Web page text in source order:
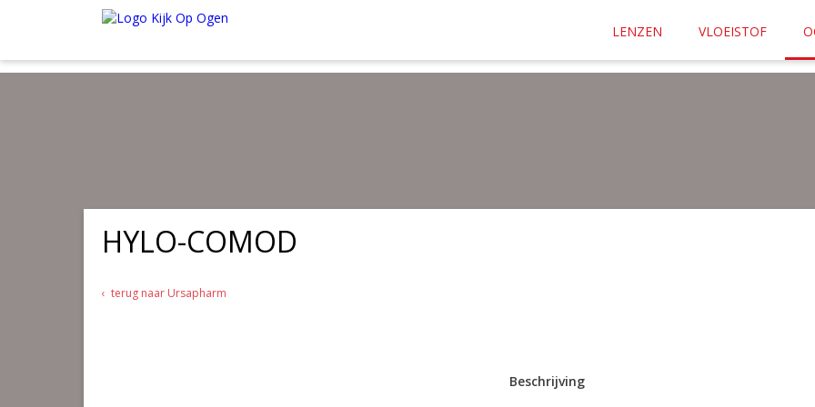
LENZEN VLOEISTOF
Wij verzenden al onze kwaliteitsproducten in de webshop
HYLO-COMOD
terug naar Ursapharm
Beschrijving